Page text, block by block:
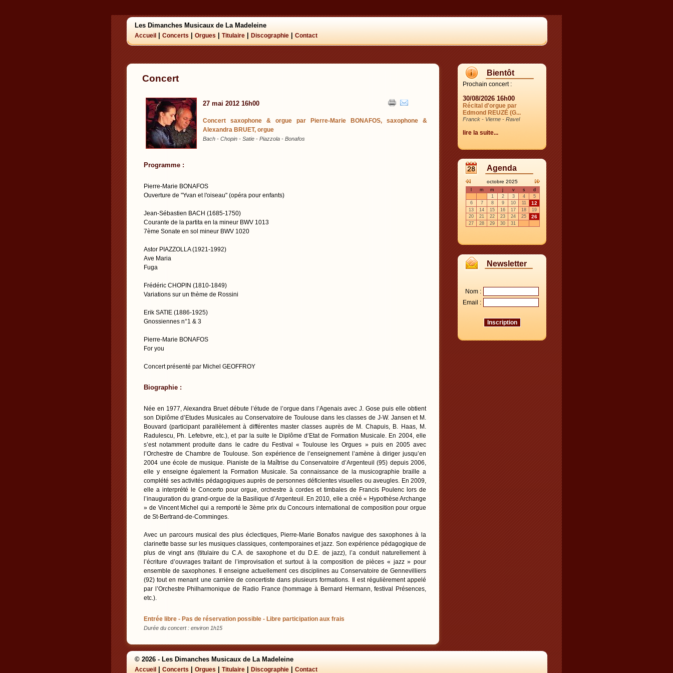
Les Dimanches Musicaux de La Madeleine
Accueil Concerts Orgues Titulaire Discographie Contact
Concert
27 mai 2012 16h00
Concert saxophone & orgue par Pierre-Marie BONAFOS, saxophone &
Alexandra BRUET, orgue
Bach - Chopin - Satie - Piazzola - Bonafos
Programme :
Pierre-Marie BONAFOS
Ouverture de "Yvan et l'oiseau" (opéra pour enfants)
Jean-Sébastien BACH (1685-1750)
Courante de la partita en la mineur BWV 1013
7ème Sonate en sol mineur BWV 1020
Astor PIAZZOLLA (1921-1992)
Ave Maria
Fuga
Frédéric CHOPIN (1810-1849)
Variations sur un thème de Rossini
Erik SATIE (1886-1925)
Gnossiennes n°1 & 3
Pierre-Marie BONAFOS
For you
Concert présenté par Michel GEOFFROY
Biographie :
Née en 1977, Alexandra Bruet débute l’étude de l’orgue dans l’Agenais avec J. Gose puis elle obtient
son Diplôme d’Etudes Musicales au Conservatoire de Toulouse dans les classes de J-W. Jansen et M.
Bouvard (participant parallèlement à différentes master classes auprès de M. Chapuis, B. Haas, M.
Radulescu, Ph. Lefebvre, etc.), et par la suite le Diplôme d’Etat de Formation Musicale. En 2004, elle
s’est notamment produite dans le cadre du Festival « Toulouse les Orgues » puis en 2005 avec
l’Orchestre de Chambre de Toulouse. Son expérience de l’enseignement l’amène à diriger jusqu’en
2004 une école de musique. Pianiste de la Maîtrise du Conservatoire d’Argenteuil (95) depuis 2006,
elle y enseigne également la Formation Musicale. Sa connaissance de la musicographie braille a
complété ses activités pédagogiques auprès de personnes déficientes visuelles ou aveugles. En 2009,
elle a interprété le Concerto pour orgue, orchestre à cordes et timbales de Francis Poulenc lors de
l’inauguration du grand-orgue de la Basilique d’Argenteuil. En 2010, elle a créé « Hypothèse Archange
» de Vincent Michel qui a remporté le 3ème prix du Concours international de composition pour orgue
de St-Bertrand-de-Comminges.
Avec un parcours musical des plus éclectiques, Pierre-Marie Bonafos navigue des saxophones à la
clarinette basse sur les musiques classiques, contemporaines et jazz. Son expérience pédagogique de
plus de vingt ans (titulaire du C.A. de saxophone et du D.E. de jazz), l’a conduit naturellement à
l’écriture d’ouvrages traitant de l’improvisation et surtout à la composition de pièces « jazz » pour
ensemble de saxophones. Il enseigne actuellement ces disciplines au Conservatoire de Gennevilliers
(92) tout en menant une carrière de concertiste dans plusieurs formations. Il est régulièrement appelé
par l’Orchestre Philharmonique de Radio France (hommage à Bernard Hermann, festival Présences,
etc.).
Entrée libre - Pas de réservation possible - Libre participation aux frais
Durée du concert : environ 1h15
Bientôt
Prochain concert :
30/08/2026 16h00
Récital d'orgue par
Edmond REUZÉ (G...
Franck - Vierne - Ravel
lire la suite...
Agenda
octobre 2025
m m j v s
d
1
2 3 4
5
6
7 8 9 10 11 12
13 14 15 16 17 18
19
20
21 22 23 24 25 26
27 28 29 30 31
Newsletter
Nom :
Email :
© 2026 - Les Dimanches Musicaux de La Madeleine
Accueil Concerts Orgues Titulaire Discographie Contact